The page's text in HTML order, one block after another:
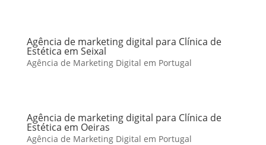
Agência de marketing digital para Clínica de
Estética em Seixal
Agência de Marketing Digital em Portugal
Agência de marketing digital para Clínica de
Estética em Oeiras
Agência de Marketing Digital em Portugal